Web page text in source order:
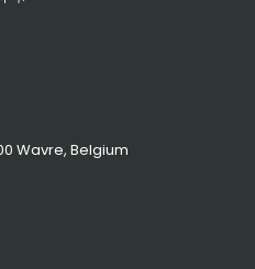
Wavre, Belgium